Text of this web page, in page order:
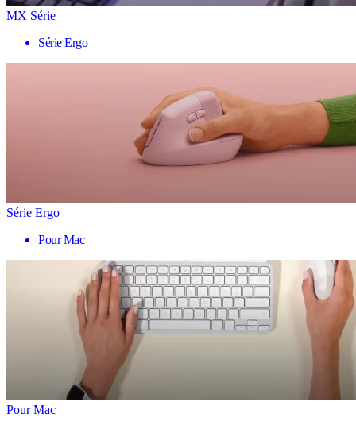
MX Série
Série Ergo
Série Ergo
Pour Mac
Pour Mac